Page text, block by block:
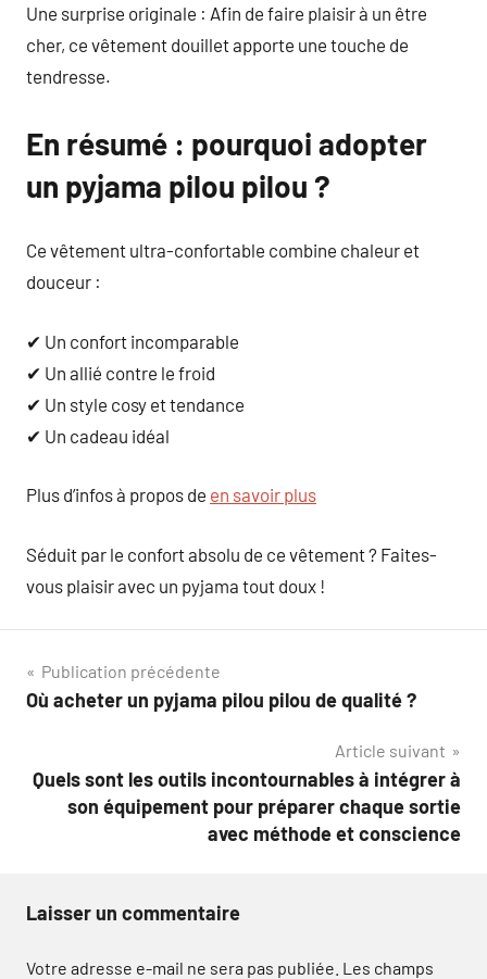
Une surprise originale : Afin de faire plaisir à un être
cher, ce vêtement douillet apporte une touche de
tendresse.
En résumé : pourquoi adopter
un pyjama pilou pilou ?
Ce vêtement ultra-confortable combine chaleur et
douceur :
✔ Un confort incomparable
✔ Un allié contre le froid
✔ Un style cosy et tendance
✔ Un cadeau idéal
Plus d’infos à propos de en savoir plus
Séduit par le confort absolu de ce vêtement ? Faites-
vous plaisir avec un pyjama tout doux !
Navigation
de
Publication précédente
Où acheter un pyjama pilou pilou de qualité ?
Article suivant
Quels sont les outils incontournables à intégrer à
son équipement pour préparer chaque sortie
avec méthode et conscience
Laisser un commentaire
Votre adresse e-mail ne sera pas publiée. Les champs